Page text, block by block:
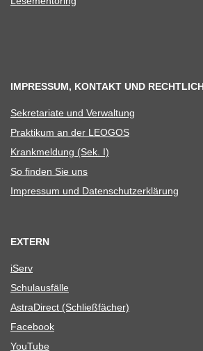
IMPRESSUM, KONTAKT UND
Sekre­ta­riate und Verwaltung
Prak­ti­kum an der LEOGOS
Krank­mel­dung (Sek. I)
So fin­den Sie uns
Impres­sum und Datenschutzerklärung
EXTERN
iServ
Schul­aus­fälle
Astra­Di­rect (Schließ­fä­cher)
Face­book
You­Tube